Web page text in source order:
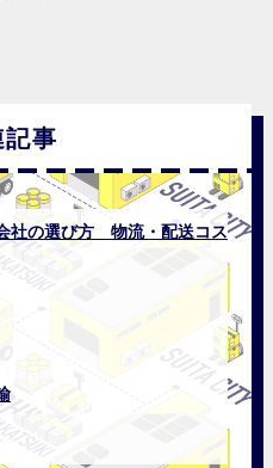
記事
社の選び方 物流・配送コス